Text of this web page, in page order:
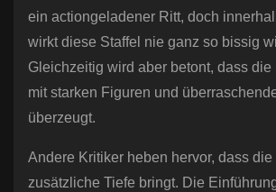
ein actiongeladener Ritt, doch
wirkt diese Staffel nie ganz so bissig
Gleichzeitig wird aber betont, dass
mit starken Figuren und
überzeugt.
Andere Kritiker heben hervor, dass
zusätzliche Tiefe bringt. Die